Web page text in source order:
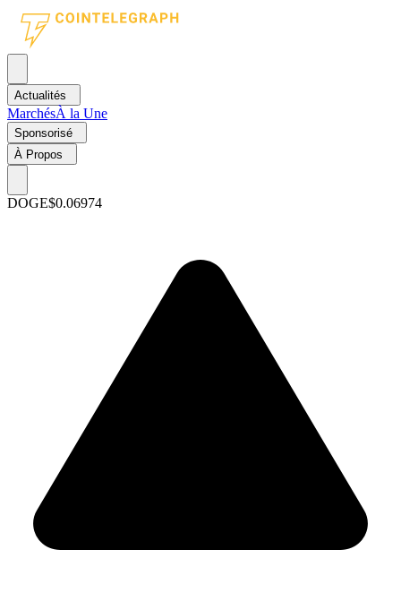
Actualités
MarchésÀ la Une
Sponsorisé
À Propos
DOGE$0.06974